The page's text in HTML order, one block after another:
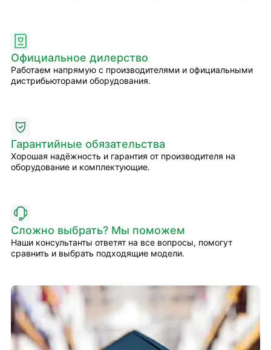
Официальное дилерство
Работаем напрямую с производителями и официальными
дистрибьюторами оборудования.
Гарантийные обязательства
Хорошая надёжность и гарантия от производителя на
оборудование и комплектующие.
Сложно выбрать? Мы поможем
Наши консультанты ответят на все вопросы, помогут
сравнить и выбрать подходящие модели.